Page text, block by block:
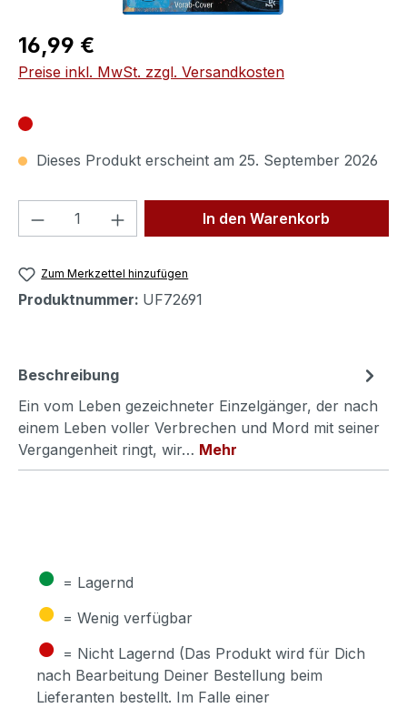
Regulärer Preis:
16,99 €
Preise inkl. MwSt. zzgl. Versandkosten
Dieses Produkt erscheint am 25. September 2026
Produkt Anzahl: Gib denIn den Warenkorb
Zum Merkzettel hinzufügen
Produktnummer: UF72691
Beschreibung
Ein vom Leben gezeichneter Einzelgänger, der nach
einem Leben voller Verbrechen und Mord mit seiner
Vergangenheit ringt, wir… Mehr
● = Lagernd
● = Wenig verfügbar
● = Nicht Lagernd (Das Produkt wird für Dich
nach Bearbeitung Deiner Bestellung beim
Lieferanten bestellt. Im Falle einer